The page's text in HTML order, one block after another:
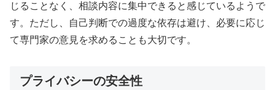
じることなく、相談内容に集中できると感じているようで
す。ただし、自己判断での過度な依存は避け、必要に応じ
て専門家の意見を求めることも大切です。
プライバシーの安全性